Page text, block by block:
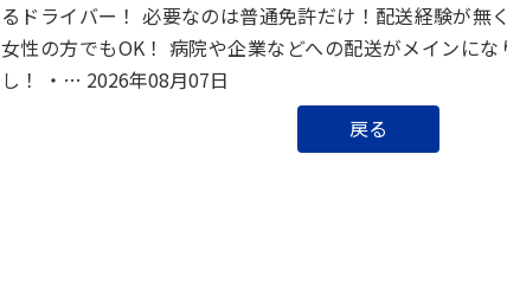
るドライバー！ 必要なのは普通免許だけ！配送経験が無
女性の方でもOK！ 病院や企業などへの配送がメインに
し！ ・… 2026年08月07日
戻る